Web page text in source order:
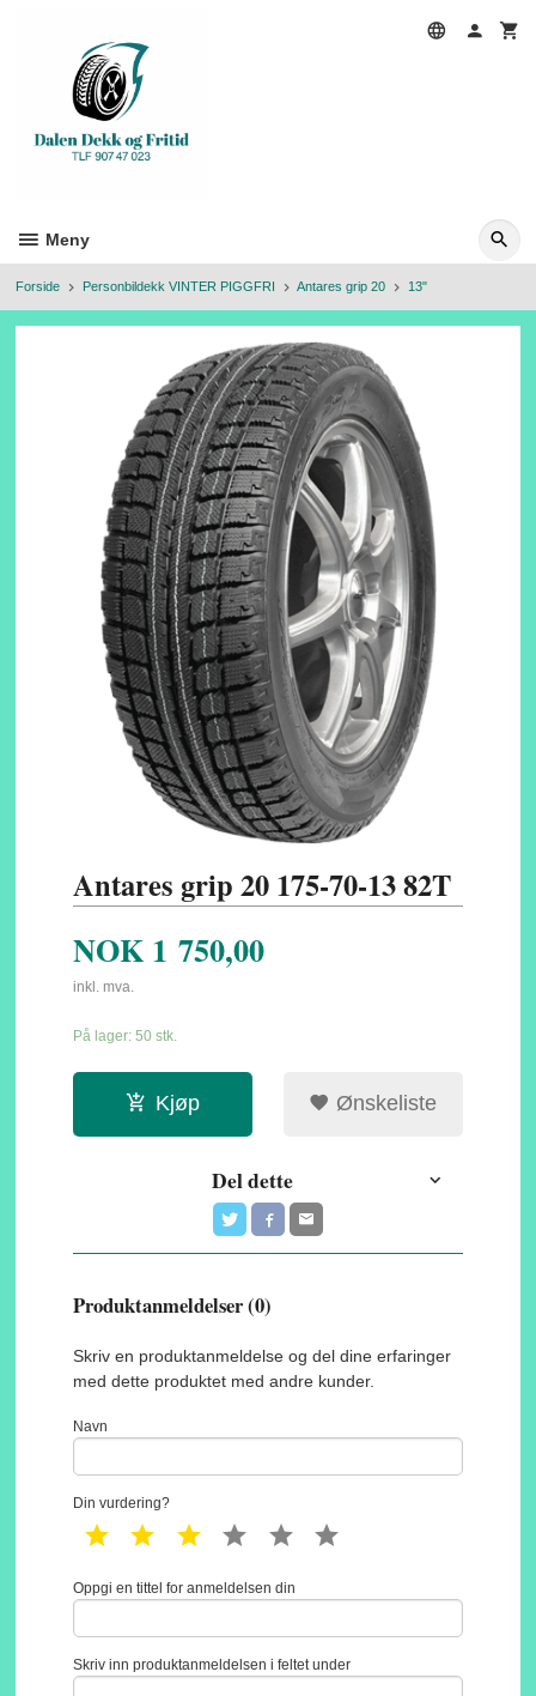
Meny
Forside Personbildekk VINTER PIGGFRI Antares grip 20 13"
Antares grip 20 175-70-13 82T
NOK 1 750,00
inkl. mva.
På lager: 50 stk.
Kjøp Ønskeliste
Del dette
Produktanmeldelser (0)
Skriv en produktanmeldelse og del dine erfaringer
med dette produktet med andre kunder.
Navn
Din vurdering?
1 star 2 star 3 star 4 star 5 star
Oppgi en tittel for anmeldelsen din
Skriv inn produktanmeldelsen i feltet under